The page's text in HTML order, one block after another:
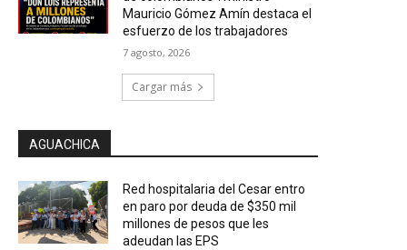
Mauricio Gómez Amín destaca el
esfuerzo de los trabajadores
7 agosto, 2026
Cargar más
AGUACHICA
Red hospitalaria del Cesar entro
en paro por deuda de $350 mil
millones de pesos que les
adeudan las EPS